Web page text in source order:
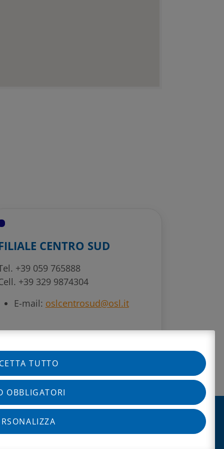
CENTRO SUD
+39 059 765888
+39 329 9874304
E-mail: oslcentrosud@osl.it
TUTTO
OBBLIGATORI